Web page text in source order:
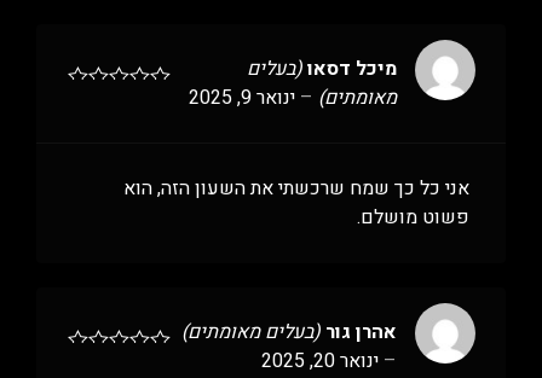
מיכל דסאו(בעלים
מאומתים) – ינואר 9, 2025
אני כל כך שמח שרכשתי את השעון הזה, הוא
פשוט מושלם.
אהרן גור (בעלים מאומתים)
– ינואר 20, 2025